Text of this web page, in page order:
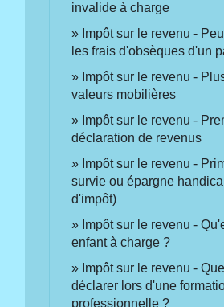
invalide à charge
Impôt sur le revenu -
les frais d'obsèques d'un
Impôt sur le revenu -
valeurs mobilières
Impôt sur le revenu -
déclaration de revenus
Impôt sur le revenu -
survie ou épargne
d'impôt)
Impôt sur le revenu -
enfant à charge ?
Impôt sur le revenu -
déclarer lors d'une
professionnelle ?